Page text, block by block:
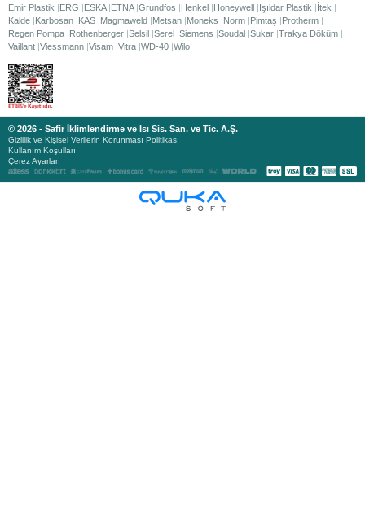
Emir Plastik
ERG ESKA ETNA Grundfos Henkel Honeywell Işıldar Plastik
İtek
Kalde Karbosan KAS Magmaweld Metsan Moneks Norm Pimtaş
Protherm
Regen Pompa Rothenberger Selsil Serel Siemens Soudal Sukar Trakya Döküm
Vaillant Viessmann Visam Vitra WD-40 Wilo
© 2026 - Safir İklimlendirme ve Isı Sis. San. ve Tic. A.Ş.
Gizlilik ve Kişisel Verilerin Korunması Politikası
Kullanım Koşulları
Çerez Ayarları